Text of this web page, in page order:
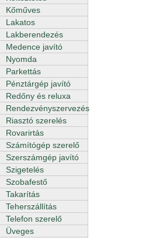
Kőműves
Lakatos
Lakberendezés
Medence javító
Nyomda
Parkettás
Pénztárgép javító
Redőny és reluxa
Rendezvényszervezés
Riasztó szerelés
Rovarirtás
Számítógép szerelő
Szerszámgép javító
Szigetelés
Szobafestő
Takarítás
Teherszállítás
Telefon szerelő
Üveges